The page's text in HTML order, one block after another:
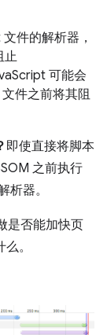
件的解析器，
止
可能会
件之前将其阻
即使直接将脚本
之前执行
析器。
是否能加快页
。